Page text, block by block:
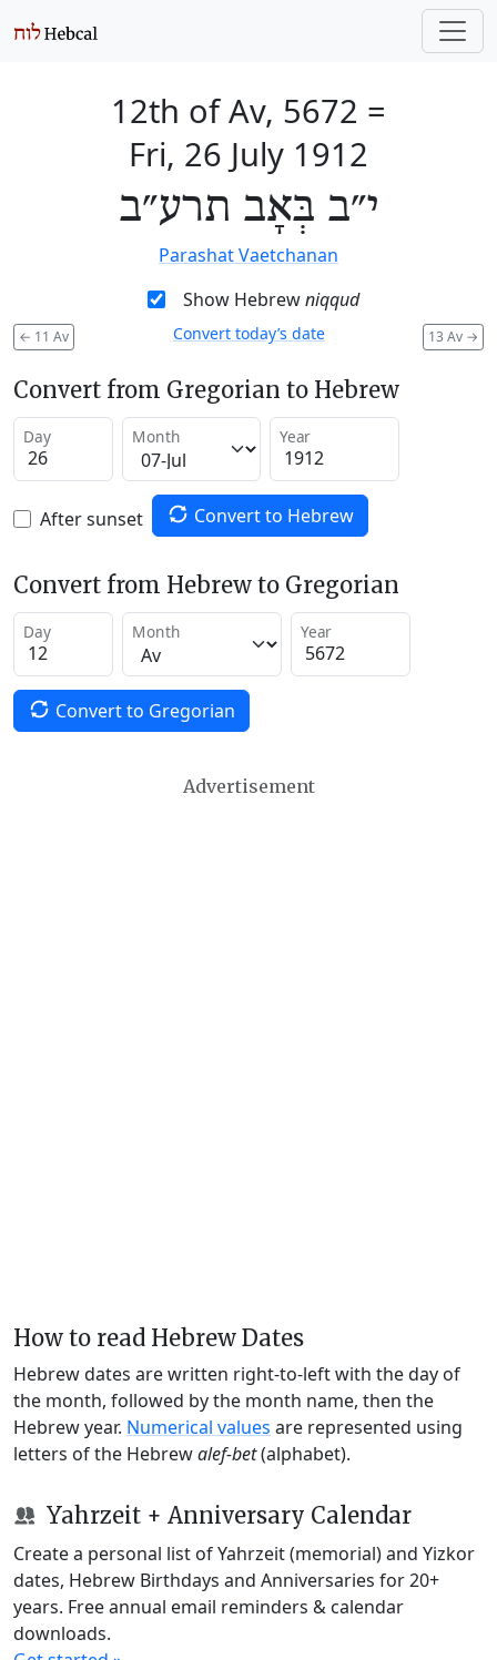
12th of Av, 5672 =
Fri, 26 July 1912
י״ב בְּאָב תרע״ב
Parashat Vaetchanan
Show Hebrewniqqud
← 11 Av 13 Av →
Convert today’s date
Convert from Gregorian to Hebrew
Day Month Year
After sunset Convert to Hebrew
Convert from Hebrew to Gregorian
Day Month Year
Convert to Gregorian
Advertisement
How to read Hebrew Dates
Hebrew dates are written right-to-left with the day of
the month, followed by the month name, then the
Hebrew year. Numerical values are represented using
letters of the Hebrewalef-bet(alphabet).
Yahrzeit + Anniversary Calendar
Create a personal list of Yahrzeit (memorial) and Yizkor
dates, Hebrew Birthdays and Anniversaries for 20+
years. Free annual email reminders & calendar
downloads.